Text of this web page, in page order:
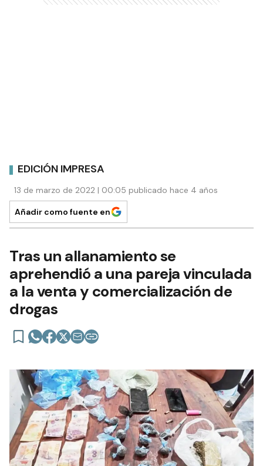
EDICIÓN IMPRESA
13 de marzo de 2022 | 00:05 publicado hace 4 años
Añadir como fuente en
Tras un allanamiento se
aprehendió a una pareja vinculada
a la venta y comercialización de
drogas